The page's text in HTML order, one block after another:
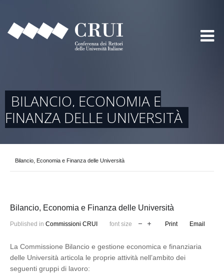
BILANCIO, ECONOMIA E
FINANZA DELLE UNIVERSITÀ
Bilancio, Economia e Finanza delle Università
Bilancio, Economia e Finanza delle Università
Published in Commissioni CRUI font size Print Email
La Commissione Bilancio e gestione economica e finanziaria
delle Università articola le proprie attività nell’ambito dei
seguenti gruppi di lavoro: